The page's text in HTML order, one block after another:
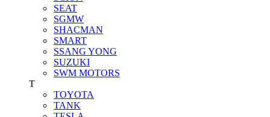
SEAT
SGMW
SHACMAN
SMART
SSANG YONG
SUZUKI
SWM MOTORS
T
TOYOTA
TANK